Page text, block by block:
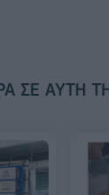
ΣΕ ΑΥΤΉ